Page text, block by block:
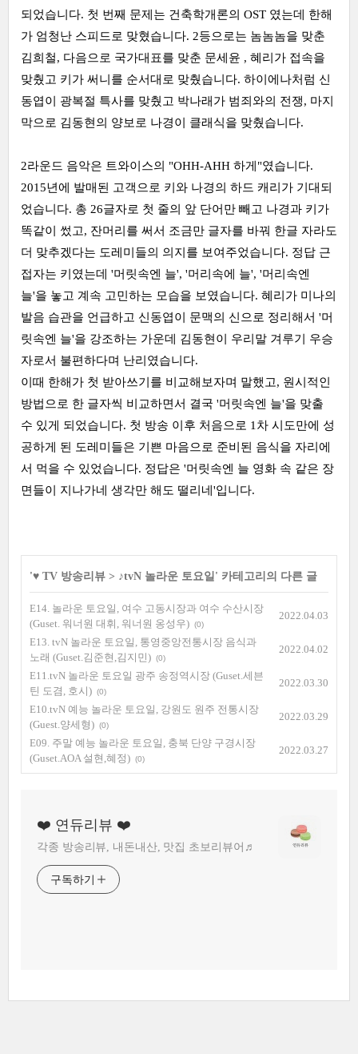
되었습니다. 첫 번째 문제는 건축학개론의 OST 였는데 한해
가 엄청난 스피드로 맞혔습니다. 2등으로는 놈놈놈을 맞춘
김희철, 다음으로 국가대표를 맞춘 문세윤 , 혜리가 접속을
맞췄고 키가 써니를 순서대로 맞췄습니다. 하이에나처럼 신
동엽이 광복절 특사를 맞췄고 박나래가 범죄와의 전쟁, 마지
막으로 김동현의 양보로 나경이 클래식을 맞췄습니다.
2라운드 음악은 트와이스의 "OHH-AHH 하게"였습니다.
2015년에 발매된 고객으로 키와 나경의 하드 캐리가 기대되
었습니다. 총 26글자로 첫 줄의 앞 단어만 빼고 나경과 키가
똑같이 썼고, 잔머리를 써서 조금만 글자를 바꿔 한글 자라도
더 맞추겠다는 도레미들의 의지를 보여주었습니다. 정답 근
접자는 키였는데 '머릿속엔 늘', '머리속에 늘', '머리속엔
늘'을 놓고 계속 고민하는 모습을 보였습니다. 혜리가 미나의
발음 습관을 언급하고 신동엽이 문맥의 신으로 정리해서 '머
릿속엔 늘'을 강조하는 가운데 김동현이 우리말 겨루기 우승
자로서 불편하다며 난리였습니다.
이때 한해가 첫 받아쓰기를 비교해보자며 말했고, 원시적인
방법으로 한 글자씩 비교하면서 결국 '머릿속엔 늘'을 맞출
수 있게 되었습니다. 첫 방송 이후 처음으로 1차 시도만에 성
공하게 된 도레미들은 기쁜 마음으로 준비된 음식을 자리에
서 먹을 수 있었습니다. 정답은 '머릿속엔 늘 영화 속 같은 장
면들이 지나가네 생각만 해도 떨리네'입니다.
'♥ TV 방송리뷰 > ♪tvN 놀라운 토요일 ' 카테고리의 다른 글
E14. 놀라운 토요일, 여수 고동시장과 여수 수산시장
(Guset. 워너원 대휘, 워너원 옹성우) (0)
2022.04.03
E13. tvN 놀라운 토요일, 통영중앙전통시장 음식과
노래 (Guset.김준현,김지민) (0)
2022.04.02
E11.tvN 놀라운 토요일 광주 송정역시장 (Guset.세븐
틴 도겸, 호시) (0)
2022.03.30
E10.tvN 예능 놀라운 토요일, 강원도 원주 전통시장
(Guest.양세형) (0)
2022.03.29
E09. 주말 예능 놀라운 토요일, 충북 단양 구경시장
(Guset.AOA 설현,혜정) (0)
2022.03.27
❤️ 연듀리뷰 ❤️
각종 방송리뷰, 내돈내산, 맛집 초보리뷰어♬
구독하기